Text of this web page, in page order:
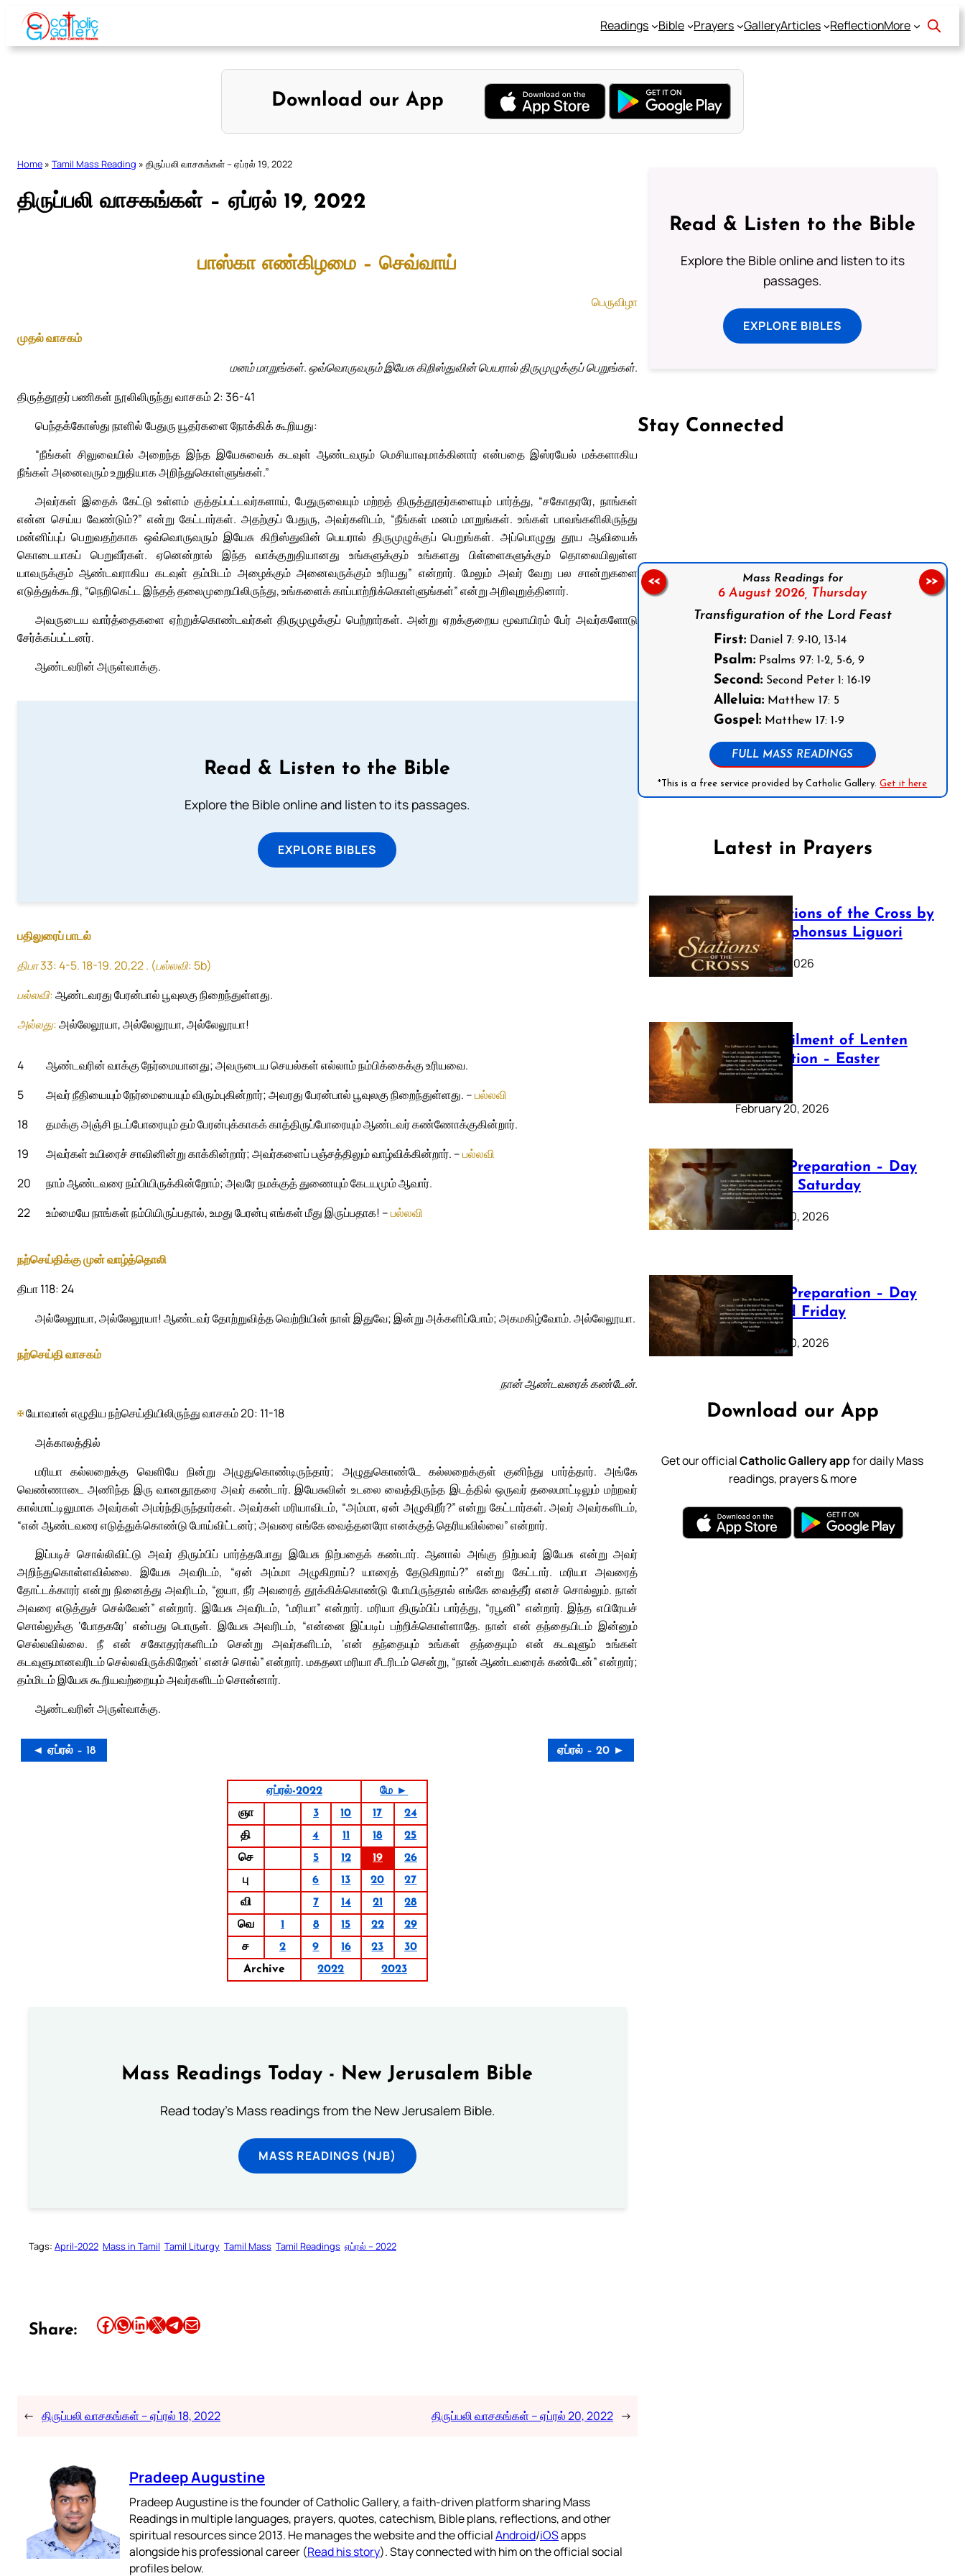
Skip
content
Readings Bible Prayers GalleryArticles ReflectionMore
Download our App
Home » Tamil Mass Reading » திருப்பலி வாசகங்கள் – ஏப்ரல் 19, 2022
திருப்பலி வாசகங்கள் – ஏப்ரல் 19, 2022
பாஸ்கா எண்கிழமை – செவ்வாய்
பெருவிழா
முதல் வாசகம்
மனம் மாறுங்கள். ஒவ்வொருவரும் இயேசு கிறிஸ்துவின் பெயரால் திருமுழுக்குப் பெறுங்கள்.
திருத்தூதர் பணிகள் நூலிலிருந்து வாசகம் 2: 36-41
பெந்தக்கோஸ்து நாளில் பேதுரு யூதர்களை நோக்கிக் கூறியது:
“நீங்கள் சிலுவையில் அறைந்த இந்த இயேசுவைக் கடவுள் ஆண்டவரும் மெசியாவுமாக்கினார் என்பதை இஸ்ரயேல் மக்களாகிய
நீங்கள் அனைவரும் உறுதியாக அறிந்துகொள்ளுங்கள்.”
அவர்கள் இதைக் கேட்டு உள்ளம் குத்தப்பட்டவர்களாய், பேதுருவையும் மற்றத் திருத்தூதர்களையும் பார்த்து, “சகோதரரே, நாங்கள்
என்ன செய்ய வேண்டும்?” என்று கேட்டார்கள். அதற்குப் பேதுரு, அவர்களிடம், “நீங்கள் மனம் மாறுங்கள். உங்கள் பாவங்களிலிருந்து
மன்னிப்புப் பெறுவதற்காக ஒவ்வொருவரும் இயேசு கிறிஸ்துவின் பெயரால் திருமுழுக்குப் பெறுங்கள். அப்பொழுது தூய ஆவியைக்
கொடையாகப் பெறுவீர்கள். ஏனென்றால் இந்த வாக்குறுதியானது உங்களுக்கும் உங்களது பிள்ளைகளுக்கும் தொலையிலுள்ள
யாவருக்கும் ஆண்டவராகிய கடவுள் தம்மிடம் அழைக்கும் அனைவருக்கும் உரியது” என்றார். மேலும் அவர் வேறு பல சான்றுகளை
எடுத்துக்கூறி, “நெறிகெட்ட இந்தத் தலைமுறையிலிருந்து, உங்களைக் காப்பாற்றிக்கொள்ளுங்கள்” என்று அறிவுறுத்தினார்.
அவருடைய வார்த்தைகளை ஏற்றுக்கொண்டவர்கள் திருமுழுக்குப் பெற்றார்கள். அன்று ஏறக்குறைய மூவாயிரம் பேர் அவர்களோடு
சேர்க்கப்பட்டனர்.
ஆண்டவரின் அருள்வாக்கு.
Read & Listen to the Bible
Explore the Bible online and listen to its passages.
EXPLORE BIBLES
பதிலுரைப் பாடல்
திபா 33: 4-5. 18-19. 20,22 . (பல்லவி: 5b)
பல்லவி:ஆண்டவரது பேரன்பால் பூவுலகு நிறைந்துள்ளது.
அல்லது:அல்லேலூயா, அல்லேலூயா, அல்லேலூயா!
4
ஆண்டவரின் வாக்கு நேர்மையானது; அவருடைய செயல்கள் எல்லாம் நம்பிக்கைக்கு உரியவை.
5
அவர் நீதியையும் நேர்மையையும் விரும்புகின்றார்; அவரது பேரன்பால் பூவுலகு நிறைந்துள்ளது. –பல்லவி
18
தமக்கு அஞ்சி நடப்போரையும் தம் பேரன்புக்காகக் காத்திருப்போரையும் ஆண்டவர் கண்ணோக்குகின்றார்.
19
அவர்கள் உயிரைச் சாவினின்று காக்கின்றார்; அவர்களைப் பஞ்சத்திலும் வாழ்விக்கின்றார். –பல்லவி
20
நாம் ஆண்டவரை நம்பியிருக்கின்றோம்; அவரே நமக்குத் துணையும் கேடயமும் ஆவார்.
22
உம்மையே நாங்கள் நம்பியிருப்பதால், உமது பேரன்பு எங்கள் மீது இருப்பதாக! –பல்லவி
நற்செய்திக்கு முன் வாழ்த்தொலி
திபா 118: 24
அல்லேலூயா, அல்லேலூயா! ஆண்டவர் தோற்றுவித்த வெற்றியின் நாள் இதுவே; இன்று அக்களிப்போம்; அகமகிழ்வோம். அல்லேலூயா.
நற்செய்தி வாசகம்
நான் ஆண்டவரைக் கண்டேன்.
✠யோவான் எழுதிய நற்செய்தியிலிருந்து வாசகம் 20: 11-18
அக்காலத்தில்
மரியா கல்லறைக்கு வெளியே நின்று அழுதுகொண்டிருந்தார்; அழுதுகொண்டே கல்லறைக்குள் குனிந்து பார்த்தார். அங்கே
வெண்ணாடை அணிந்த இரு வானதூதரை அவர் கண்டார். இயேசுவின் உடலை வைத்திருந்த இடத்தில் ஒருவர் தலைமாட்டிலும் மற்றவர்
கால்மாட்டிலுமாக அவர்கள் அமர்ந்திருந்தார்கள். அவர்கள் மரியாவிடம், “அம்மா, ஏன் அழுகிறீர்?” என்று கேட்டார்கள். அவர் அவர்களிடம்,
“என் ஆண்டவரை எடுத்துக்கொண்டு போய்விட்டனர்; அவரை எங்கே வைத்தனரோ எனக்குத் தெரியவில்லை” என்றார்.
இப்படிச் சொல்லிவிட்டு அவர் திரும்பிப் பார்த்தபோது இயேசு நிற்பதைக் கண்டார். ஆனால் அங்கு நிற்பவர் இயேசு என்று அவர்
அறிந்துகொள்ளவில்லை. இயேசு அவரிடம், “ஏன் அம்மா அழுகிறாய்? யாரைத் தேடுகிறாய்?” என்று கேட்டார். மரியா அவரைத்
தோட்டக்காரர் என்று நினைத்து அவரிடம், “ஐயா, நீர் அவரைத் தூக்கிக்கொண்டு போயிருந்தால் எங்கே வைத்தீர் எனச் சொல்லும். நான்
அவரை எடுத்துச் செல்வேன்” என்றார். இயேசு அவரிடம், “மரியா” என்றார். மரியா திரும்பிப் பார்த்து, “ரபூனி” என்றார். இந்த எபிரேயச்
சொல்லுக்கு ‘போதகரே’ என்பது பொருள். இயேசு அவரிடம், “என்னை இப்படிப் பற்றிக்கொள்ளாதே. நான் என் தந்தையிடம் இன்னும்
செல்லவில்லை. நீ என் சகோதரர்களிடம் சென்று அவர்களிடம், ‘என் தந்தையும் உங்கள் தந்தையும் என் கடவுளும் உங்கள்
கடவுளுமானவரிடம் செல்லவிருக்கிறேன்’ எனச் சொல்” என்றார். மகதலா மரியா சீடரிடம் சென்று, “நான் ஆண்டவரைக் கண்டேன்” என்றார்;
தம்மிடம் இயேசு கூறியவற்றையும் அவர்களிடம் சொன்னார்.
ஆண்டவரின் அருள்வாக்கு.
◄ ஏப்ரல் – 18 ஏப்ரல் – 20 ►
ஏப்ரல்-2022
மே ►
ஞா
3 10 17
24
தி
4 11 18
25
செ
5 12 19
26
பு
6 13 20
27
வி
7 14 21
28
வெ
1 8 15 22
29
ச
2 9 16 23
30
Archive
2022 2023
Mass Readings Today - New Jerusalem Bible
Read today's Mass readings from the New Jerusalem Bible.
MASS READINGS (NJB)
Tags: April-2022 Mass in Tamil Tamil Liturgy Tamil Mass Tamil Readings ஏப்ரல் – 2022
Share: Share this article on Facebook Share this article on WhatsApp Share this article on LinkedIn Share this article on X Share this article on TelegramEmail this Article
← திருப்பலி வாசகங்கள் – ஏப்ரல் 18, 2022 திருப்பலி வாசகங்கள் – ஏப்ரல் 20, 2022 →
Pradeep Augustine
Pradeep Augustine is the founder of Catholic Gallery, a faith-driven platform sharing Mass
Readings in multiple languages, prayers, quotes, catechism, Bible plans, reflections, and other
spiritual resources since 2013. He manages the website and the officialAndroid/iOSapps
alongside his professional career (Read his story). Stay connected with him on the official social
profiles below.
Read & Listen to the Bible
Explore the Bible online and listen to its
passages.
EXPLORE BIBLES
Stay Connected
Follow us on Facebook
Mass Readings for
6 August 2026, Thursday
Transfiguration of the Lord Feast
First: Daniel 7: 9-10, 13-14
Psalm: Psalms 97: 1-2, 5-6, 9
Second: Second Peter 1: 16-19
Alleluia: Matthew 17: 5
Gospel: Matthew 17: 1-9
FULL MASS READINGS
*This is a free service provided by Catholic Gallery.Get it here
<< >>
Latest in Prayers
The Stations of the Cross by
Saint Alphonsus Liguori
March 16, 2026
The Fulfilment of Lenten
Preparation – Easter
Sunday
February 20, 2026
Lenten Preparation – Day
40: Holy Saturday
February 20, 2026
Lenten Preparation – Day
39: Good Friday
February 20, 2026
Download our App
Get our officialCatholic Gallery appfor daily Mass
readings, prayers & more